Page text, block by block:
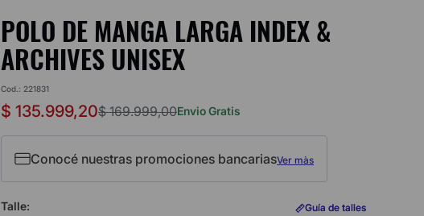
POLO DE MANGA LARGA INDEX &
ARCHIVES UNISEX
Cod. : 221831
$ 169.999,00
$ 135.999,20 Envio Gratis
Conocé nuestras promociones bancariasVer màs
Talle: Guía de talles
Guía de talles